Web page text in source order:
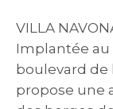
VILLA
Implantée au
boulevard de
propose une